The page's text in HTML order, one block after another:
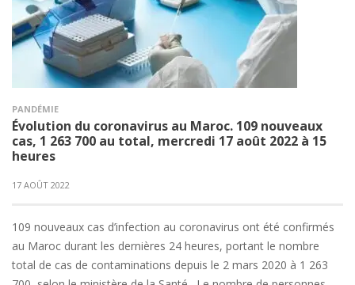
PANDÉMIE
Évolution du coronavirus au Maroc. 109 nouveaux
cas, 1 263 700 au total, mercredi 17 août 2022 à 15
heures
17 AOÛT 2022
109 nouveaux cas d’infection au coronavirus ont été confirmés
au Maroc durant les dernières 24 heures, portant le nombre
total de cas de contaminations depuis le 2 mars 2020 à 1 263